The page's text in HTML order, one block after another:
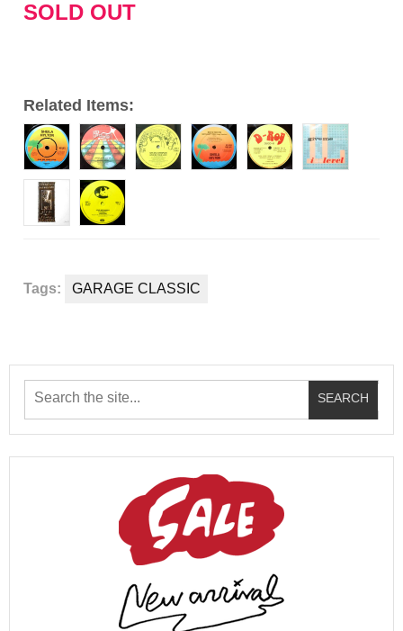
ヤ
SOLD OUT
Related Items:
Tags: GARAGE CLASSIC